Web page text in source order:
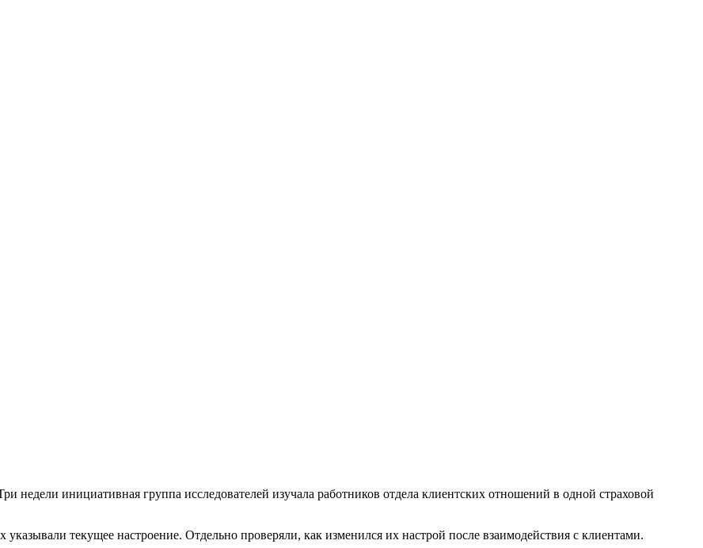
недели инициативная группа исследователей изучала работников отдела клиентских отношений в одной страховой
текущее настроение. Отдельно проверяли, как изменился их настрой после взаимодействия с клиентами.